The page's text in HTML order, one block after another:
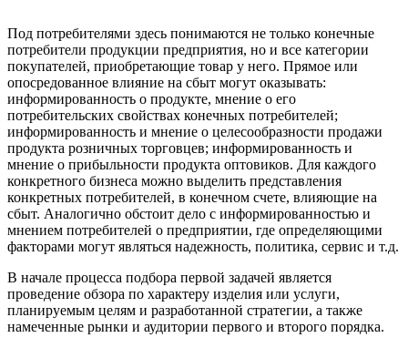
Под потребителями здесь понимаются не только конечные
потребители продукции предприятия, но и все категории
покупателей, приобретающие товар у него. Прямое или
опосредованное влияние на сбыт могут оказывать:
информированность о продукте, мнение о его
потребительских свойствах конечных потребителей;
информированность и мнение о целесообразности продажи
продукта розничных торговцев; информированность и
мнение о прибыльности продукта оптовиков. Для каждого
конкретного бизнеса можно выделить представления
конкретных потребителей, в конечном счете, влияющие на
сбыт. Аналогично обстоит дело с информированностью и
мнением потребителей о предприятии, где определяющими
факторами могут являться надежность, политика, сервис и т.д.
В начале процесса подбора первой задачей является
проведение обзора по характеру изделия или услуги,
планируемым целям и разработанной стратегии, а также
намеченные рынки и аудитории первого и второго порядка.